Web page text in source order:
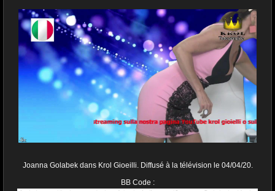
Joanna Golabek dans Krol Gioeilli. Diffusé à la télévision le 04/04/20.
BB Code :